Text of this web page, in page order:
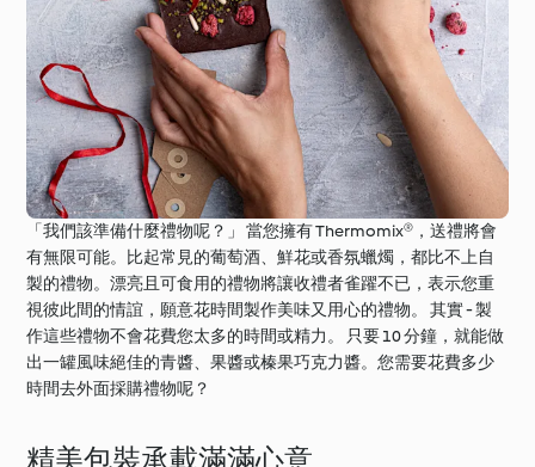
「我們該準備什麼禮物呢？」 當您擁有 Thermomix®，送禮將會
有無限可能。比起常見的葡萄酒、鮮花或香氛蠟燭，都比不上自
製的禮物。漂亮且可食用的禮物將讓收禮者雀躍不已，表示您重
視彼此間的情誼，願意花時間製作美味又用心的禮物。 其實 - 製
作這些禮物不會花費您太多的時間或精力。 只要 10 分鐘，就能做
出一罐風味絕佳的青醬、果醬或榛果巧克力醬。您需要花費多少
時間去外面採購禮物呢？
精美包裝承載滿滿心意